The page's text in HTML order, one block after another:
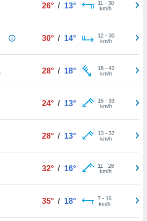
26° / 13° 11 - 30
km/h
30° / 14° 12- 30
km/h
28° / 18° 18- 42
km/h
24° / 13° 15- 33
km/h
28° / 13° 13- 32
km/h
32° / 16° 11 - 28
km/h
35° / 18° 7- 16
km/h